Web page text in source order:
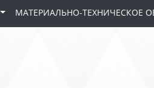
МАТЕРИАЛЬНО-ТЕХНИЧЕСКОЕ